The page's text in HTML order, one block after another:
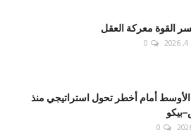
القوة معركة العقل
0
أمام أخطر تحول استراتيجي منذ
0